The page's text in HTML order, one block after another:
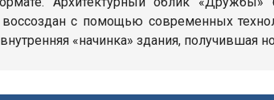
с помощью современных
«начинка» здания, получившая